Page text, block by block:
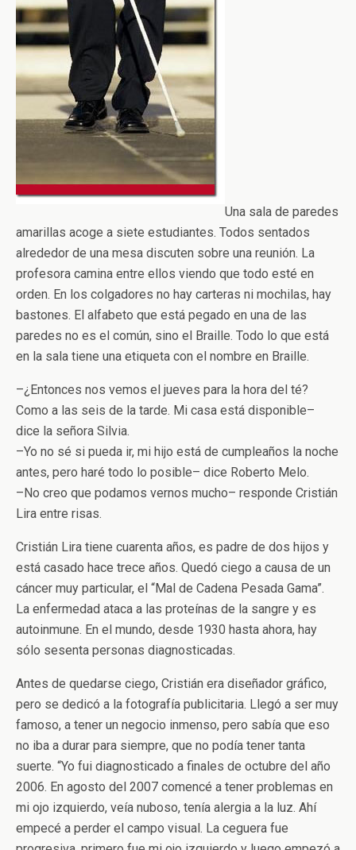
Una sala de paredes
amarillas acoge a siete estudiantes. Todos sentados
alrededor de una mesa discuten sobre una reunión. La
profesora camina entre ellos viendo que todo esté en
orden. En los colgadores no hay carteras ni mochilas, hay
bastones. El alfabeto que está pegado en una de las
paredes no es el común, sino el Braille. Todo lo que está
en la sala tiene una etiqueta con el nombre en Braille.
–¿Entonces nos vemos el jueves para la hora del té?
Como a las seis de la tarde. Mi casa está disponible–
dice la señora Silvia.
–Yo no sé si pueda ir, mi hijo está de cumpleaños la noche
antes, pero haré todo lo posible– dice Roberto Melo.
–No creo que podamos vernos mucho– responde Cristián
Lira entre risas.
Cristián Lira tiene cuarenta años, es padre de dos hijos y
está casado hace trece años. Quedó ciego a causa de un
cáncer muy particular, el “Mal de Cadena Pesada Gama”.
La enfermedad ataca a las proteínas de la sangre y es
autoinmune. En el mundo, desde 1930 hasta ahora, hay
sólo sesenta personas diagnosticadas.
Antes de quedarse ciego, Cristián era diseñador gráfico,
pero se dedicó a la fotografía publicitaria. Llegó a ser muy
famoso, a tener un negocio inmenso, pero sabía que eso
no iba a durar para siempre, que no podía tener tanta
suerte. “Yo fui diagnosticado a finales de octubre del año
2006. En agosto del 2007 comencé a tener problemas en
mi ojo izquierdo, veía nuboso, tenía alergia a la luz. Ahí
empecé a perder el campo visual. La ceguera fue